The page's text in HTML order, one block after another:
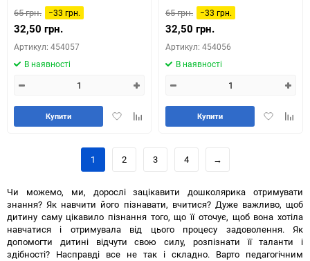
65 грн.
−33 грн.
32,50 грн.
Артикул: 454057
В наявності
ДодатиДодайте
порівняння
Купити
65 грн.
−33 грн.
32,50 грн.
Артикул: 454056
В наявності
Додати
Купити
1 2 3 4 →
Чи можемо, ми, дорослі зацікавити дошколярика отримувати
знання? Як навчити його пізнавати, вчитися? Дуже важливо, щоб
дитину саму цікавило пізнання того, що її оточує, щоб вона хотіла
навчатися і отримувала від цього процесу задоволення. Як
допомогти дитині відчути свою силу, розпізнати її таланти і
здібності? Насправді все не так і складно. Варто педагогічним